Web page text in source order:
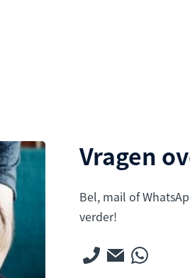
Vragen
Bel, mail of
verder!